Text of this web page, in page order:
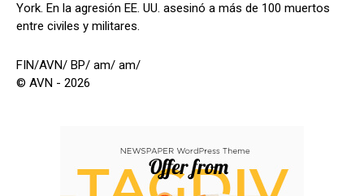
York. En la agresión EE. UU. asesinó a más de 100 muertos
entre civiles y militares.
FIN/AVN/ BP/ am/ am/
© AVN - 2026